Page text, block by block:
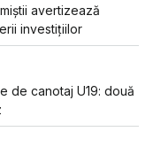
avertizează
investițiilor
de canotaj U19: două